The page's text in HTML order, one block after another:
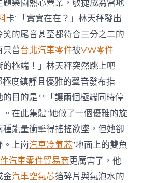
園
走
紅
_
金
羊
網
新
OSDER
奧
斯
德
德
系
車
聞〉
中
樂園熱心營業，敏捷成為當地
卡”「實實在在？」林天秤發出
的尾音甚至都符合三分之二的
只曾台北汽車零件被VW零件
的極端！」林天秤突然跳上吧
極度鎮靜且優雅的聲音發布指
目的是**「讓兩個極端同時停
在此集體“她做了一個優雅的旋
能量衝擊得搖搖欲墜，但她卻
。上崗汽車冷氣芯”地面上的雙魚
汽車零件貿易商更厲害了，他
金汽車空氣芯箔碎片與氣泡水的